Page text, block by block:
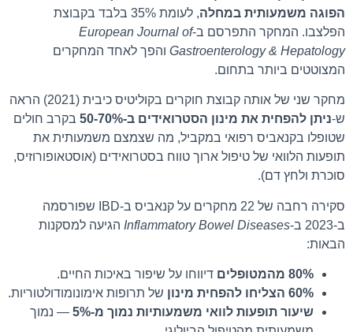
הפוגה משמעותית במחלה
, לעומת 35% בלבד בקבוצת
הפלצבו. המחקר התפרסם ב-European Journal of
Gastroenterology & Hepatology והפך לאחד המחקרים
המצוטטים ביותר בתחום.
מחקר שני של אותה קבוצת חוקרים בקוליטיס כיבית (2021) הראה
ש-ניתן להפחית את מינון הסטרואידים ב-50-70%
בקרב חולים
שטופלו בקנאביס רפואי במקביל, מה שצמצם משמעותית את
תופעות הלוואי של טיפול ארוך טווח בסטרואידים (אוסטאופורוזיס,
סוכרת ולחץ דם).
סקירה רחבה של 22 מחקרים על קנאביס ב-IBD שפורסמה
ב-2023 ב-
Inflammatory Bowel Diseases הגיעה למסקנות
הבאות:
80% מהמטופלים
דיווחו על שיפור באיכות החיים.
60% הצליחו להפחית מינון
של תרופות אימונומודולטוריות.
שיעור תופעות לוואי משמעותיות נמוך מ-5%
— נמוך